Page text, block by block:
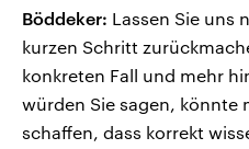
Böddeker: Lassen Sie uns
kurzen Schritt
konkreten Fall und mehr
würden Sie sagen, könnte
schaffen, dass korrekt